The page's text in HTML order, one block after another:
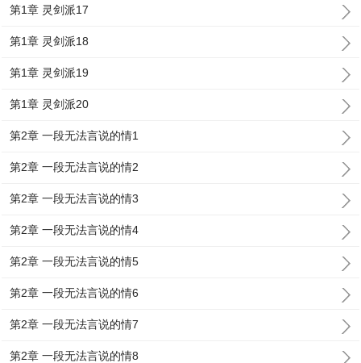
第1章 灵剑派17
第1章 灵剑派18
第1章 灵剑派19
第1章 灵剑派20
第2章 一段无法言说的情1
第2章 一段无法言说的情2
第2章 一段无法言说的情3
第2章 一段无法言说的情4
第2章 一段无法言说的情5
第2章 一段无法言说的情6
第2章 一段无法言说的情7
第2章 一段无法言说的情8